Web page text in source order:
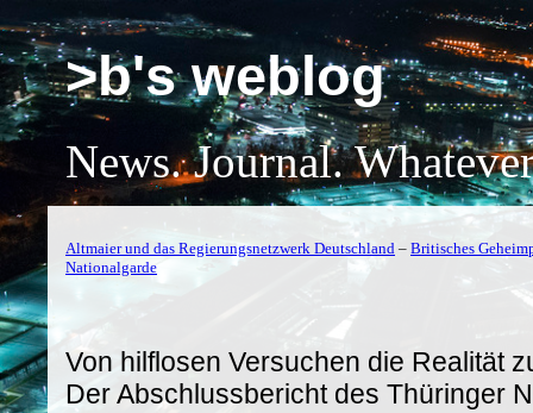
>b's weblog
News. Journal.
Altmaier und das Regierungsnetzwerk Deutschland – Britisches
Nationalgarde
Von hilflosen Versuchen die Realität
Der Abschlussbericht des Thüringer